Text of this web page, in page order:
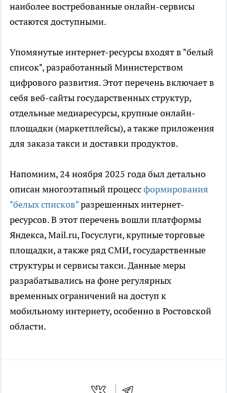
наиболее востребованные онлайн-сервисы
остаются доступными.
Упомянутые интернет-ресурсы входят в "белый
список", разработанный Министерством
цифрового развития. Этот перечень включает в
себя веб-сайты государственных структур,
отдельные медиаресурсы, крупные онлайн-
площадки (маркетплейсы), а также приложения
для заказа такси и доставки продуктов.
Напомним, 24 ноября 2025 года был детально
описан многоэтапный процессформирования
"белых списков"разрешенных интернет-
ресурсов. В этот перечень вошли платформы
Яндекса, Mail.ru, Госуслуги, крупные торговые
площадки, а также ряд СМИ, государственные
структуры и сервисы такси. Данные меры
разрабатывались на фоне регулярных
временных ограничений на доступ к
мобильному интернету, особенно в Ростовской
области.